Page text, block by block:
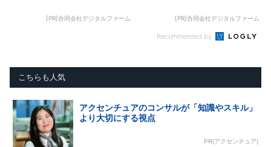
[PR]合同会社デジタルファーム [PR]合同会社デジタルファーム
Recommended by
こちらも人気
アクセンチュアのコンサルが「知識やスキル」
より大切にする視点
PR(アクセンチュア)